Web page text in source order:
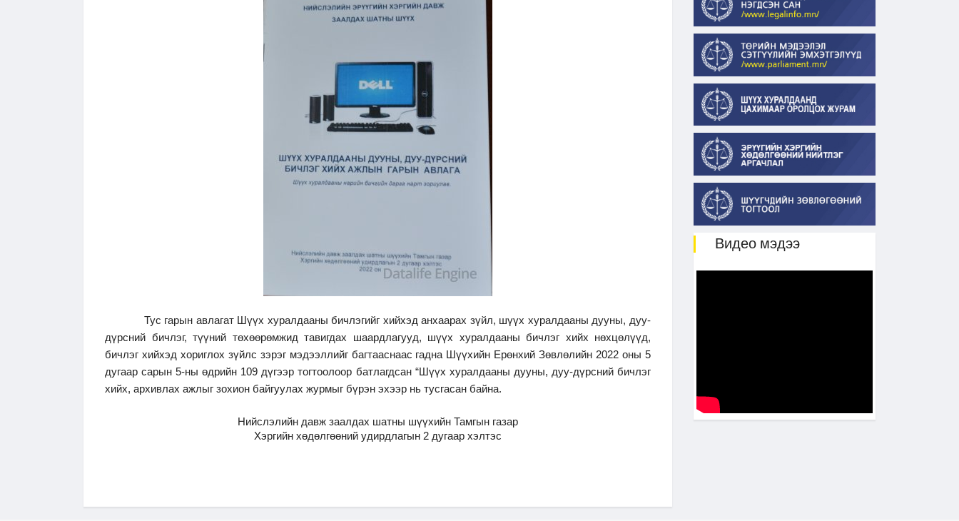
Тус гарын авлагат Шүүх хуралдааны бичлэгийг хийхэд анхаарах зүйл, шүүх хуралдааны дууны, дуу-
дүрсний бичлэг, түүний төхөөрөмжид тавигдах шаардлагууд, шүүх хуралдааны бичлэг хийх нөхцөлүүд,
бичлэг хийхэд хориглох зүйлс зэрэг мэдээллийг багтааснаас гадна Шүүхийн Ерөнхий Зөвлөлийн 2022 оны 5
дугаар сарын 5-ны өдрийн 109 дүгээр тогтоолоор батлагдсан “Шүүх хуралдааны дууны, дуу-дүрсний бичлэг
хийх, архивлах ажлыг зохион байгуулах журмыг бүрэн эхээр нь тусгасан байна.
Нийслэлийн давж заалдах шатны шүүхийн Тамгын газар
Хэргийн хөдөлгөөний удирдлагын 2 дугаар хэлтэс
Видео мэдээ